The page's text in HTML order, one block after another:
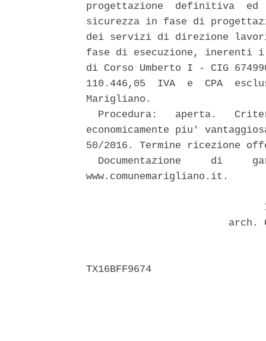
progettazione  definitiva  ed
sicurezza in fase di
dei servizi di direzione
fase di esecuzione,
di Corso Umberto I - CIG
110.446,05  IVA  e  CPA
Marigliano.
Procedura:   aperta.
economicamente piu'
50/2016. Termine ricezione
Documentazione     di
www.comunemarigliano.it.